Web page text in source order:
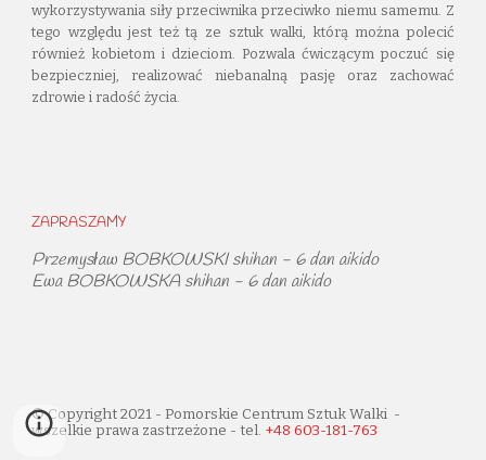
wykorzystywania siły przeciwnika przeciwko niemu samemu. Z
tego względu jest też tą ze sztuk walki, którą można polecić
również kobietom i dzieciom. Pozwala ćwiczącym poczuć się
bezpieczniej, realizować niebanalną pasję oraz zachować
zdrowie i radość życia.
ZAPRASZAMY
Przemysław BOBKOWSKI shihan - 6 dan aikido
Ewa BOBKOWSKA shihan - 6dan aikido
© Copyright 2021 - Pomorskie Centrum Sztuk Walki -
wszelkie prawa zastrzeżone - tel. +48 603-181-763